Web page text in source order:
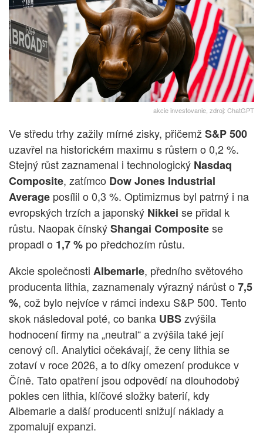
akcie investovanie, zdroj: ChatGPT
Ve středu trhy zažily mírné zisky, přičemž S&P 500
uzavřel na historickém maximu s růstem o 0,2 %.
Stejný růst zaznamenal i technologický Nasdaq
Composite, zatímco Dow Jones Industrial
Average posílil o 0,3 %. Optimizmus byl patrný i na
evropských trzích a japonský Nikkei se přidal k
růstu. Naopak čínskýShangai Compositese
propadl o 1,7 % po předchozím růstu.
Akcie společnosti Albemarle, předního světového
producenta lithia, zaznamenaly výrazný nárůst o 7,5
%, což bylo nejvíce v rámci indexu S&P 500. Tento
skok následoval poté, co banka UBSzvýšila
hodnocení firmy na „neutral“ a zvýšila také její
cenový cíl. Analytici očekávají, že ceny lithia se
zotaví v roce 2026, a to díky omezení produkce v
Číně. Tato opatření jsou odpovědí na dlouhodobý
pokles cen lithia, klíčové složky baterií, kdy
Albemarle a další producenti snižují náklady a
zpomalují expanzi.